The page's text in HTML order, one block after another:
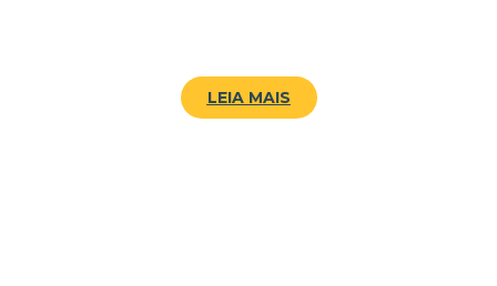
LEIA MAIS